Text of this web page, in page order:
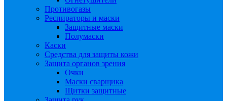
Противогазы
Респираторы и маски
Защитные маски
Полумаски
Каски
Средства для защиты кожи
Защита органов зрения
Очки
Маски сварщика
Щитки защитные